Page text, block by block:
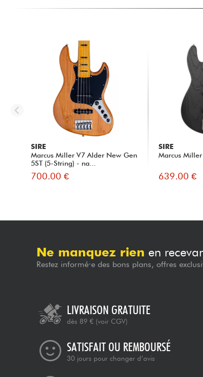
SIRE
Marcus Miller V7 Alder New Gen
5ST (5-String) - na...
700.00 €
SIRE
Marcus
639.00 €
Ne manquez rien en
Restez informé·e des bons plans, offres
LIVRAISON GRATUITE
dès 89 € (voir CGV)
SATISFAIT OU REMBOURSÉ
30 jours pour changer d’avis